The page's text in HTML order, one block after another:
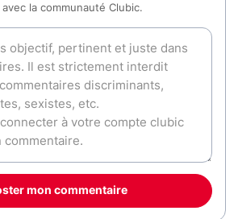
la communauté Clubic.
mon commentaire